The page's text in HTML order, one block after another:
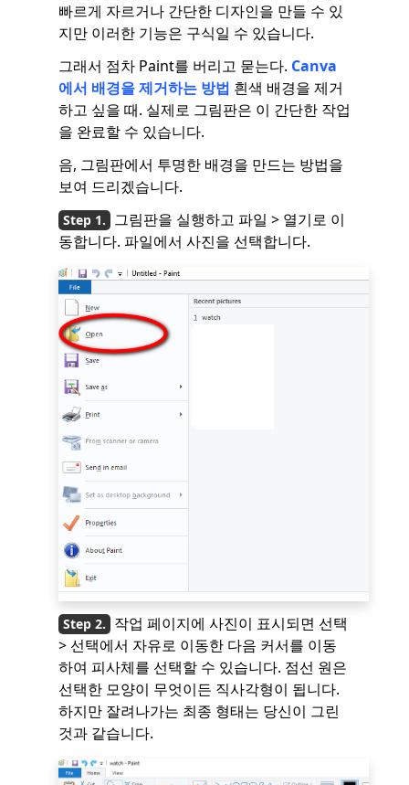
빠르게 자르거나 간단한 디자인을 만들 수 있
지만 이러한 기능은 구식일 수 있습니다.
그래서 점차 Paint를 버리고 묻는다. Canva
에서 배경을 제거하는 방법 흰색 배경을 제거
하고 싶을 때. 실제로 그림판은 이 간단한 작업
을 완료할 수 있습니다.
음, 그림판에서 투명한 배경을 만드는 방법을
보여 드리겠습니다.
그림판을 실행하고 파일 > 열기로 이
동합니다. 파일에서 사진을 선택합니다.
작업 페이지에 사진이 표시되면 선택
> 선택에서 자유로 이동한 다음 커서를 이동
하여 피사체를 선택할 수 있습니다. 점선 원은
선택한 모양이 무엇이든 직사각형이 됩니다.
하지만 잘려나가는 최종 형태는 당신이 그린
것과 같습니다.